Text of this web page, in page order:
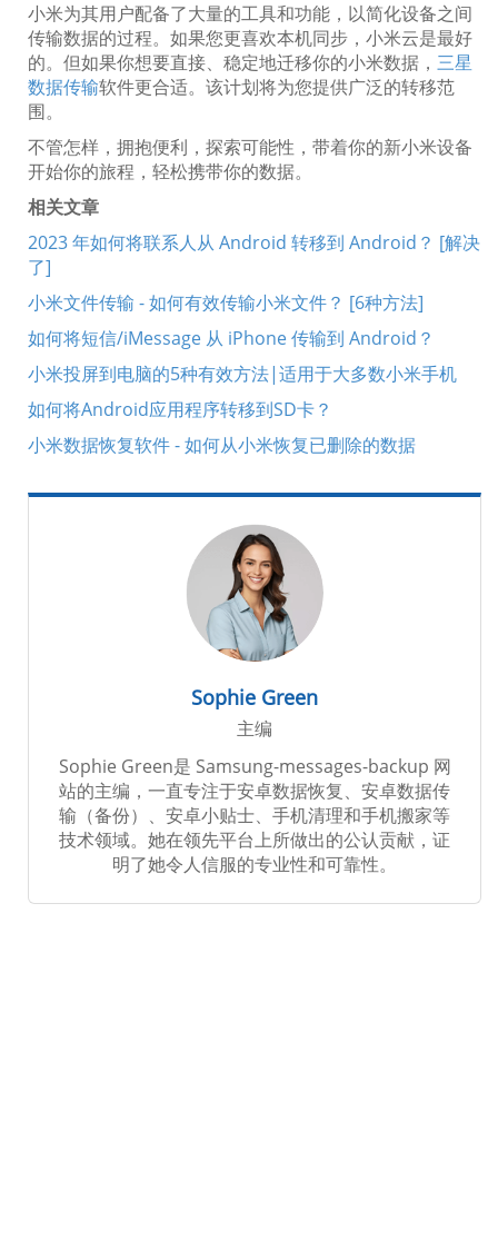
小米为其用户配备了大量的工具和功能，以简化设备之间
传输数据的过程。如果您更喜欢本机同步，小米云是最好
的。但如果你想要直接、稳定地迁移你的小米数据， 三星
数据传输软件更合适。该计划将为您提供广泛的转移范
围。
不管怎样，拥抱便利，探索可能性，带着你的新小米设备
开始你的旅程，轻松携带你的数据。
相关文章
2023 年如何将联系人从 Android 转移到 Android？ [解决
了]
小米文件传输 - 如何有效传输小米文件？ [6种方法]
如何将短信/iMessage 从 iPhone 传输到 Android？
小米投屏到电脑的5种有效方法|适用于大多数小米手机
如何将Android应用程序转移到SD卡？
小米数据恢复软件 - 如何从小米恢复已删除的数据
Sophie Green
主编
Sophie Green是 Samsung-messages-backup 网
站的主编，一直专注于安卓数据恢复、安卓数据传
输（备份）、安卓小贴士、手机清理和手机搬家等
技术领域。她在领先平台上所做出的公认贡献，证
明了她令人信服的专业性和可靠性。